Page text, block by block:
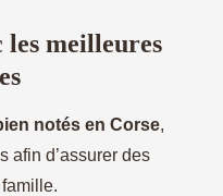
les meilleures
notés en Corse,
afin d’assurer des